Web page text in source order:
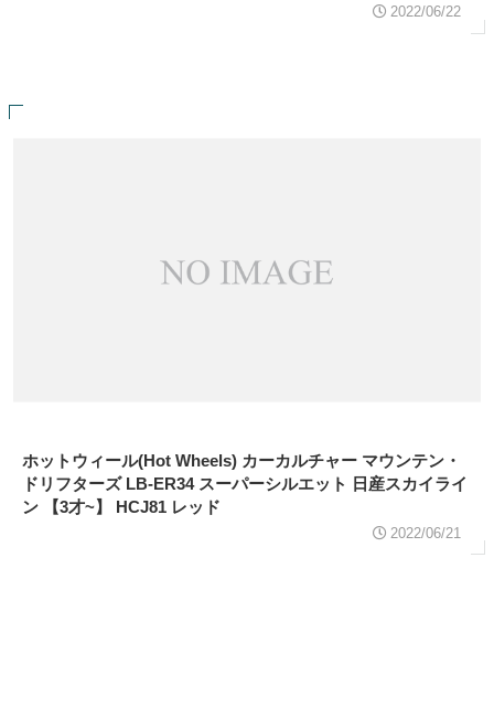
2022/06/22
ホットウィール(Hot Wheels) カーカルチャー マウンテン・
ドリフターズ LB-ER34 スーパーシルエット 日産スカイライ
ン 【3才~】 HCJ81 レッド
2022/06/21